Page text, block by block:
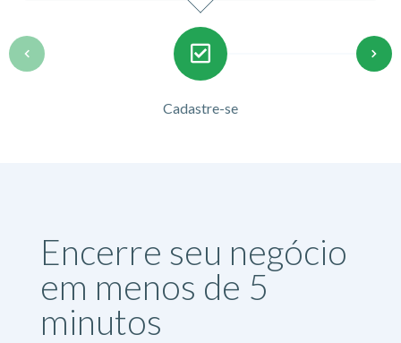
Cadastre-se
Encerre seu negócio
em menos de 5
minutos